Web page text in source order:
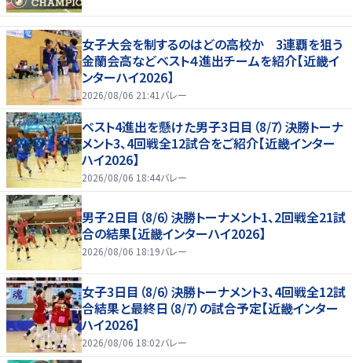
女子大会を制するのはどの高校か 3連覇を狙う
金蘭会高などベスト４進出チームを紹介【近畿イ
ンターハイ2026】
2026/08/06 21:41 バレー
ベスト4進出を懸けた男子3日目（8/7）決勝トーナ
メント3、4回戦全12試合をご紹介【近畿インター
ハイ2026】
2026/08/06 18:44バレー
男子2日目（8/6）決勝トーナメント1、2回戦全21試
合の結果【近畿インターハイ2026】
2026/08/06 18:19バレー
女子3日目（8/6）決勝トーナメント3、4回戦全12試
合結果と最終日（8/7）の試合予定【近畿インター
ハイ2026】
2026/08/06 18:02バレー